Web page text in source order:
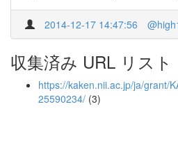
2014-12-17 14:47:56
収集済み URL リスト
https://kaken.nii.ac.jp/ja/grant/
25590234/ (3)